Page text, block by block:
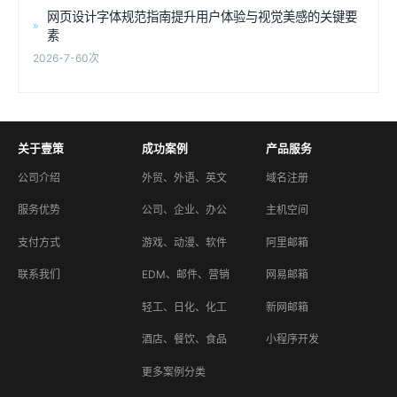
网页设计字体规范指南提升用户体验与视觉美感的关键要
素
2026-7-60次
关于壹策
公司介绍
服务优势
支付方式
联系我们
成功案例
外贸、外语、英文
公司、企业、办公
游戏、动漫、软件
EDM、邮件、营销
轻工、日化、化工
酒店、餐饮、食品
更多案例分类
产品服务
域名注册
主机空间
阿里邮箱
网易邮箱
新网邮箱
小程序开发